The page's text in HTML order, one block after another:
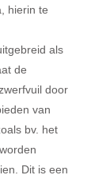
hierin te
als
de
door
van
bv. het
Dit is een